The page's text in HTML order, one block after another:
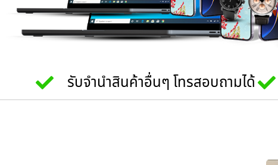
รับจำนำสินค้าอื่นๆ โทรสอบถามได้